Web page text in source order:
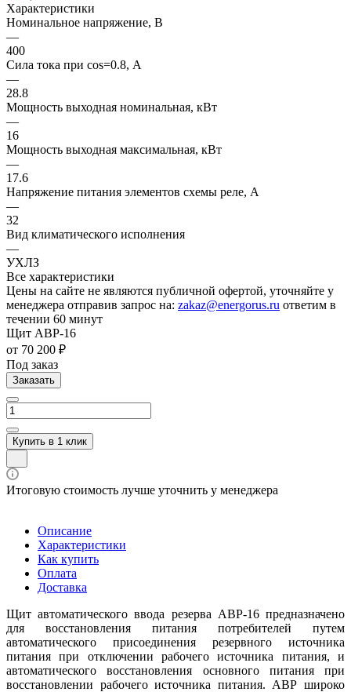
Характеристики
Номинальное напряжение, В
—
400
Сила тока при cos=0.8, А
—
28.8
Мощность выходная номинальная, кВт
—
16
Мощность выходная максимальная, кВт
—
17.6
Напряжение питания элементов схемы реле, А
—
32
Вид климатического исполнения
—
УХЛЗ
Все характеристики
Цены на сайте не являются публичной офертой, уточняйте у
менеджера отправив запрос на: zakaz@energorus.ru ответим в
течении 60 минут
Щит АВР-16
от 70 200 ₽
Под заказ
Заказать
Купить в 1 клик
Итоговую стоимость лучше уточнить у менеджера
Описание
Характеристики
Как купить
Оплата
Доставка
Щит автоматического ввода резерва АВР-16 предназначено
для восстановления питания потребителей путем
автоматического присоединения резервного источника
питания при отключении рабочего источника питания, и
автоматического восстановления основного питания при
восстановлении рабочего источника питания. АВР широко